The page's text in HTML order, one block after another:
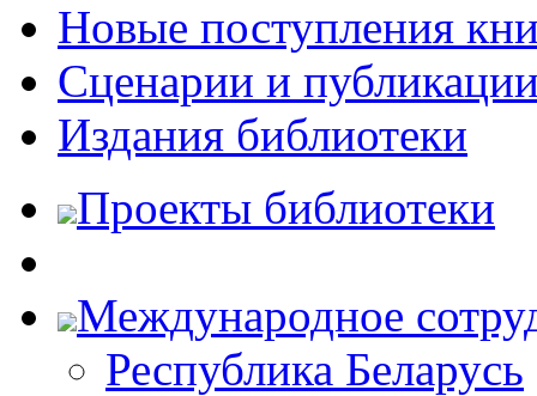
Новые поступления
Сценарии и
Издания библиотеки
Проекты библиотеки
Международное
Республика Беларусь